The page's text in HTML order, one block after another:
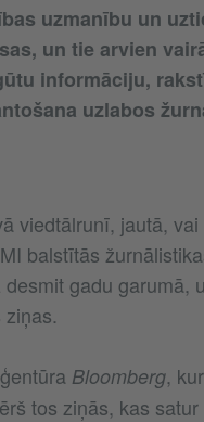
uzmanību un
un tie arvien
informāciju,
uzlabos
viedtālrunī, jautā,
balstītās
gadu garumā,
Bloomberg,
tos ziņās, kas